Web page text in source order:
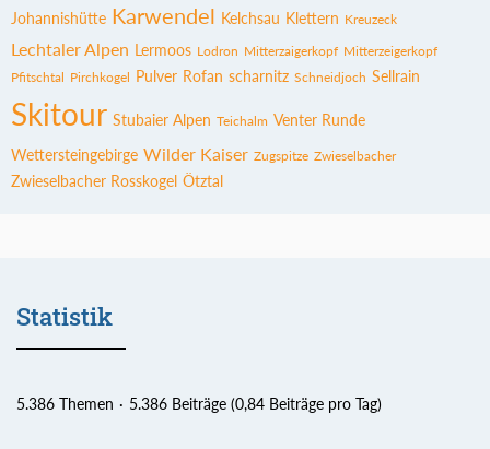
Johannishütte Karwendel Kelchsau Klettern Kreuzeck
Lechtaler Alpen Lermoos Lodron Mitterzaigerkopf Mitterzeigerkopf
Pfitschtal Pirchkogel Pulver Rofan scharnitz Schneidjoch Sellrain
Skitour Stubaier Alpen Teichalm Venter Runde
Wettersteingebirge Wilder Kaiser Zugspitze Zwieselbacher
Zwieselbacher Rosskogel Ötztal
Statistik
5.386 Themen 5.386 Beiträge (0,84 Beiträge pro Tag)